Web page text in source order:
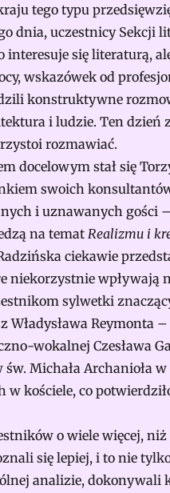
tego typu
dnia, uczestnicy Sekcji
interesuje się literaturą,
wskazówek od
konstruktywne
i ludzie. Ten dzień
rozmawiać.
docelowym stał się
swoich
i uznawanych gości
na temat Realizmu i
ciekawie
wpływają
sylwetki
Władysława Reymonta
wokalnej Czesława
św. Michała
kościele, co
o wiele więcej,
się lepiej, i to nie
analizie, dokonywali